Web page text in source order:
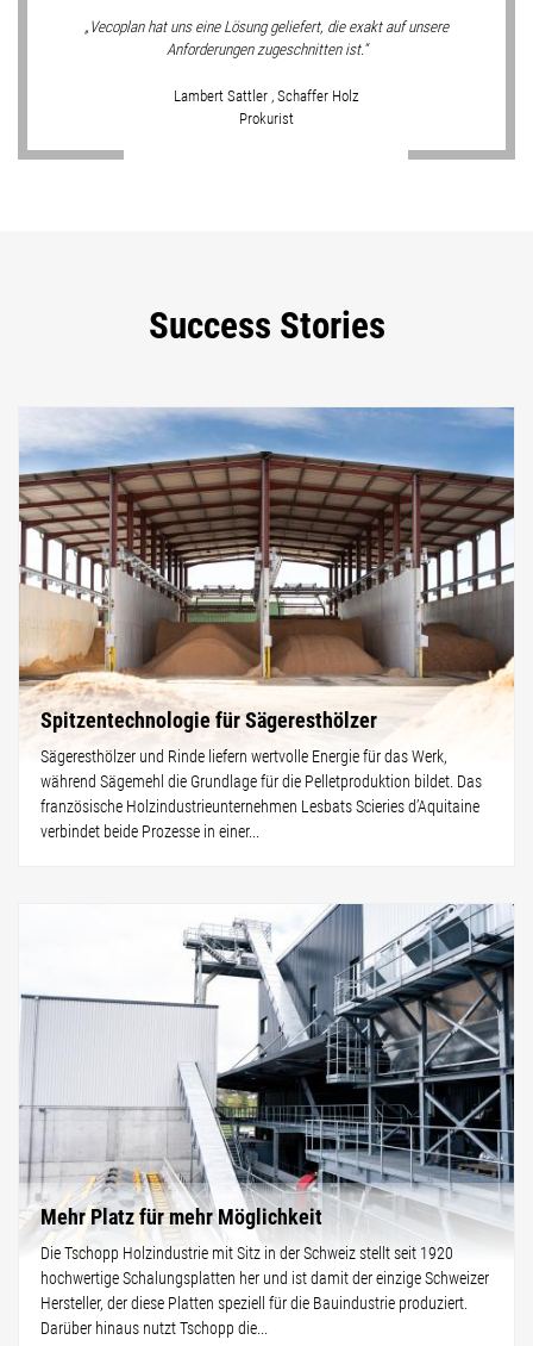
Vecoplan hat uns eine Lösung geliefert, die exakt auf unsere
Anforderungen zugeschnitten ist.
Lambert Sattler , Schaffer Holz
Prokurist
Success Stories
Spitzentechnologie für Sägeresthölzer
Sägeresthölzer und Rinde liefern wertvolle Energie für das Werk,
während Sägemehl die Grundlage für die Pelletproduktion bildet. Das
französische Holzindustrieunternehmen Lesbats Scieries d’Aquitaine
verbindet beide Prozesse in einer...
Mehr Platz für mehr Möglichkeit
Die Tschopp Holzindustrie mit Sitz in der Schweiz stellt seit 1920
hochwertige Schalungsplatten her und ist damit der einzige Schweizer
Hersteller, der diese Platten speziell für die Bauindustrie produziert.
Darüber hinaus nutzt Tschopp die...